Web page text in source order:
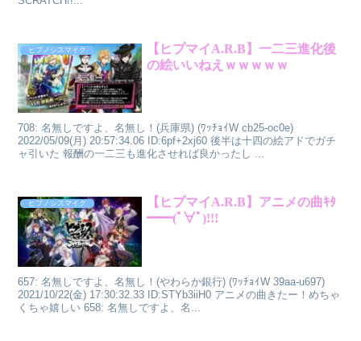
ヒプノシスマイク
【ヒプマイA.R.B】一二三進化後
の絵いいねえｗｗｗｗｗ
708: 名無しですよ、名無し！(兵庫県) (ﾜｯﾁｮｲW cb25-oc0e)
2022/05/09(月) 20:57:34.06 ID:6pf+2xj60 後半は十四の絵アドでガチ
ャ引いた 報酬の一二三も進化させれば良かったし ...
ヒプノシスマイク
【ヒプマイA.R.B】アニメの曲ｷﾀ
━━(ﾟ∀ﾟ)!!!
657: 名無しですよ、名無し！(やわらか銀行) (ﾜｯﾁｮｲW 39aa-u697)
2021/10/22(金) 17:30:32.33 ID:STYb3iiH0 アニメの曲きたー！めちゃ
くちゃ嬉しい 658: 名無しですよ、名...